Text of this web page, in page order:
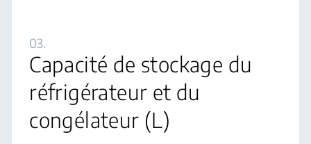
03.
Capacité de stockage du
réfrigérateur et du
congélateur (L)